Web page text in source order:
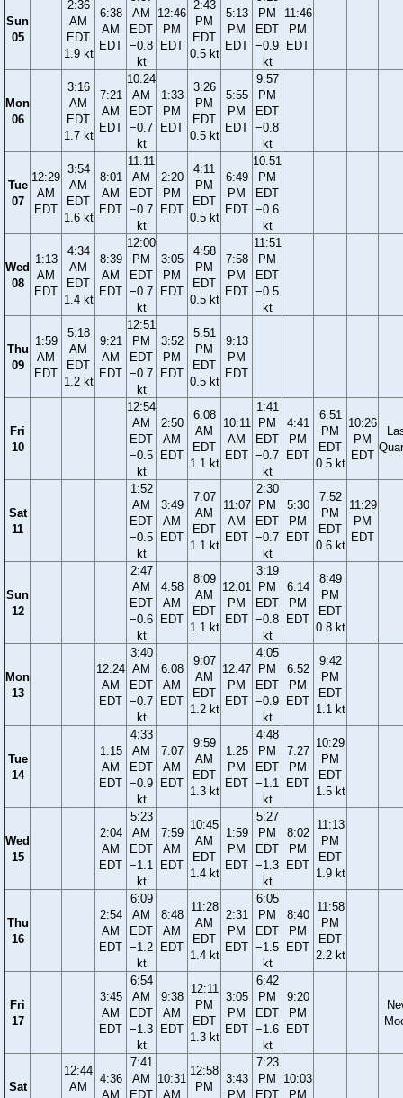
Sun
05
2:36
AM
EDT
1.9 kt
6:38
AM
EDT
AM
EDT
−0.8
kt
12:46
PM
EDT
2:43
PM
EDT
0.5 kt
5:13
PM
EDT
PM
EDT
−0.9
kt
11:46
PM
EDT
Mon
06
3:16
AM
EDT
1.7 kt
7:21
AM
EDT
10:24
AM
EDT
−0.7
kt
1:33
PM
EDT
3:26
PM
EDT
0.5 kt
5:55
PM
EDT
9:57
PM
EDT
−0.8
kt
Tue
07
12:29
AM
EDT
3:54
AM
EDT
1.6 kt
8:01
AM
EDT
11:11
AM
EDT
−0.7
kt
2:20
PM
EDT
4:11
PM
EDT
0.5 kt
6:49
PM
EDT
10:51
PM
EDT
−0.6
kt
Wed
08
1:13
AM
EDT
4:34
AM
EDT
1.4 kt
8:39
AM
EDT
12:00
PM
EDT
−0.7
kt
3:05
PM
EDT
4:58
PM
EDT
0.5 kt
7:58
PM
EDT
11:51
PM
EDT
−0.5
kt
Thu
09
1:59
AM
EDT
5:18
AM
EDT
1.2 kt
9:21
AM
EDT
12:51
PM
EDT
−0.7
kt
3:52
PM
EDT
5:51
PM
EDT
0.5 kt
9:13
PM
EDT
Fri
10
12:54
AM
EDT
−0.5
kt
2:50
AM
EDT
6:08
AM
EDT
1.1 kt
10:11
AM
EDT
1:41
PM
EDT
−0.7
kt
4:41
PM
EDT
6:51
PM
EDT
0.5 kt
10:26
PM
EDT
Sat
11
1:52
AM
EDT
−0.5
kt
3:49
AM
EDT
7:07
AM
EDT
1.1 kt
11:07
AM
EDT
2:30
PM
EDT
−0.7
kt
5:30
PM
EDT
7:52
PM
EDT
0.6 kt
11:29
PM
EDT
Sun
12
2:47
AM
EDT
−0.6
kt
4:58
AM
EDT
8:09
AM
EDT
1.1 kt
12:01
PM
EDT
3:19
PM
EDT
−0.8
kt
6:14
PM
EDT
8:49
PM
EDT
0.8 kt
Mon
13
12:24
AM
EDT
3:40
AM
EDT
−0.7
kt
6:08
AM
EDT
9:07
AM
EDT
1.2 kt
12:47
PM
EDT
4:05
PM
EDT
−0.9
kt
6:52
PM
EDT
9:42
PM
EDT
1.1 kt
Tue
14
1:15
AM
EDT
4:33
AM
EDT
−0.9
kt
7:07
AM
EDT
9:59
AM
EDT
1.3 kt
1:25
PM
EDT
4:48
PM
EDT
−1.1
kt
7:27
PM
EDT
10:29
PM
EDT
1.5 kt
Wed
15
2:04
AM
EDT
5:23
AM
EDT
−1.1
kt
7:59
AM
EDT
10:45
AM
EDT
1.4 kt
1:59
PM
EDT
5:27
PM
EDT
−1.3
kt
8:02
PM
EDT
11:13
PM
EDT
1.9 kt
Thu
16
2:54
AM
EDT
6:09
AM
EDT
−1.2
kt
8:48
AM
EDT
11:28
AM
EDT
1.4 kt
2:31
PM
EDT
6:05
PM
EDT
−1.5
kt
8:40
PM
EDT
11:58
PM
EDT
2.2 kt
Fri
17
3:45
AM
EDT
6:54
AM
EDT
−1.3
kt
9:38
AM
EDT
12:11
PM
EDT
1.3 kt
3:05
PM
EDT
6:42
PM
EDT
−1.6
kt
9:20
PM
EDT
Sat
12:44
AM
4:36
AM
7:41
AM
EDT
10:31
AM
12:58
PM
3:43
PM
7:23
PM
EDT
10:03
PM